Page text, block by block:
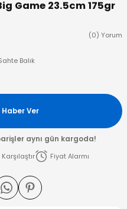
Game 23.5cm 175gr
(0) Yorum
Balık
Ver
aynı gün kargoda!
Karşılaştır
Fiyat Alarmı